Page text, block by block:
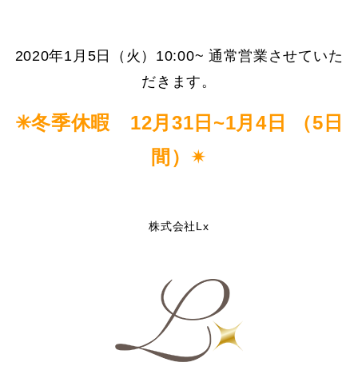
2020年1月5日（火）10:00~ 通常営業させていた
だきます。
✳︎冬季休暇 12月31日~1月4日 （5日
間）✴︎
株式会社Lx